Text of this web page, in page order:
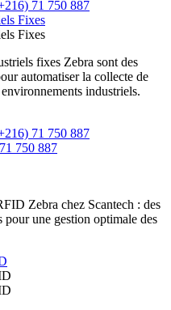
71 750 887
Fixes
Fixes
fixes Zebra sont des
automatiser la collecte de
industriels.
71 750 887
750 887
Zebra chez Scantech : des
pour une gestion optimale des